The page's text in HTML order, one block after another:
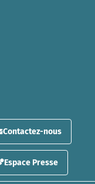
Contactez-nous
Espace Presse